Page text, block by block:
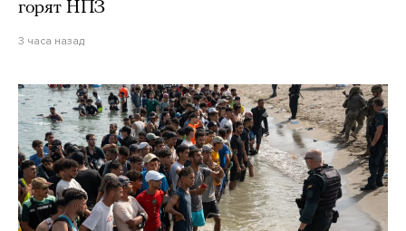
горят НПЗ
3 часа назад